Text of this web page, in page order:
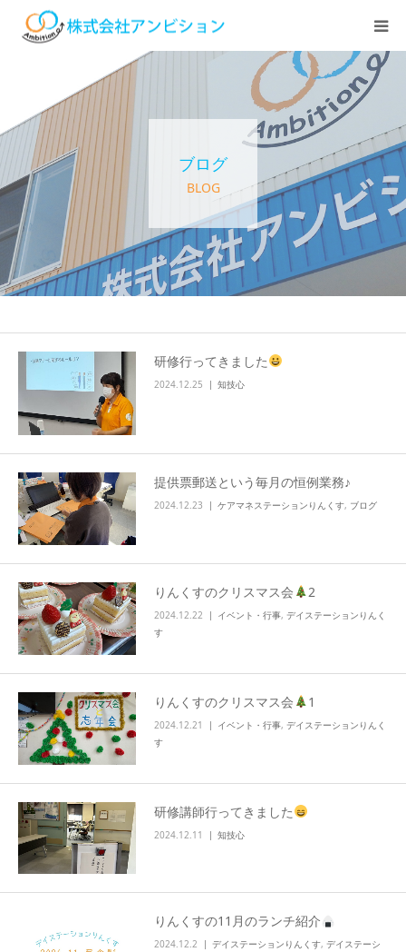
ブログ
BLOG
研修行ってきました
2024.12.25 知技心
提供票郵送という毎月の恒例業務♪
2024.12.23 ケアマネステーションりんくす, ブログ
りんくすのクリスマス会 2
2024.12.22 イベント・行事, デイステーションりんく
す
りんくすのクリスマス会 1
2024.12.21 イベント・行事, デイステーションりんく
す
研修講師行ってきました
2024.12.11 知技心
りんくすの11月のランチ紹介
2024.12.2 デイステーションりんくす, デイステーシ
アンビションについて
サービス紹介
デイステーション
居宅介護・訪問介護
快護ラボ知技心
求人情報
info